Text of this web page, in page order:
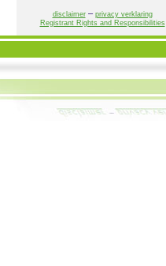
disclaimer– privacy verklaring
Registrant Rights and Responsibilities